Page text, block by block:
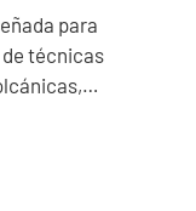
para
técnicas